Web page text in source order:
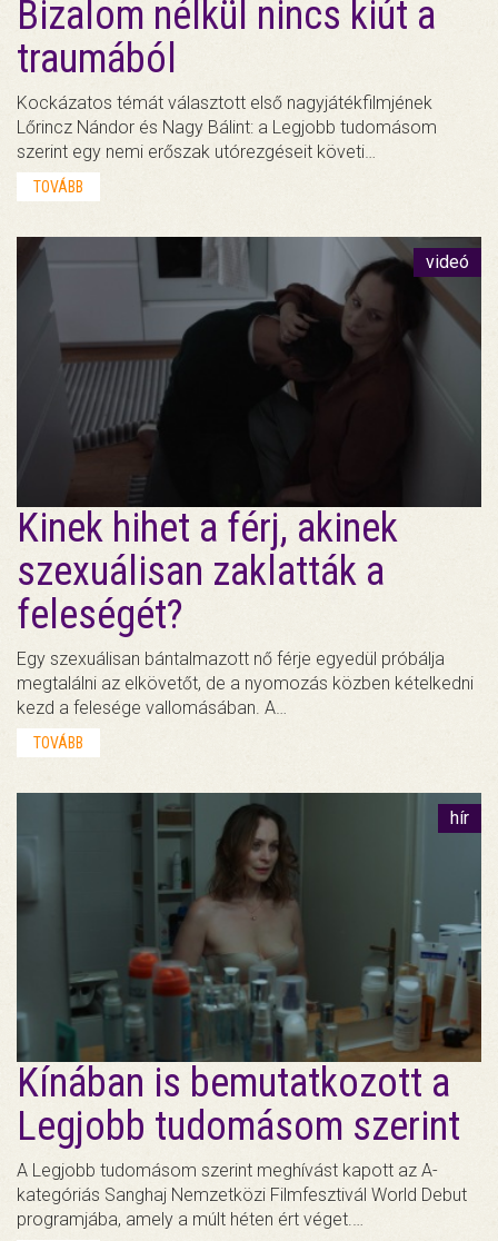
Bizalom nélkül nincs kiút a
traumából
Kockázatos témát választott első nagyjátékfilmjének
Lőrincz Nándor és Nagy Bálint: a Legjobb tudomásom
szerint egy nemi erőszak utórezgéseit követi…
TOVÁBB
videó
Kinek hihet a férj, akinek
szexuálisan zaklatták a
feleségét?
Egy szexuálisan bántalmazott nő férje egyedül próbálja
megtalálni az elkövetőt, de a nyomozás közben kételkedni
kezd a felesége vallomásában. A…
TOVÁBB
hír
Kínában is bemutatkozott a
Legjobb tudomásom szerint
A Legjobb tudomásom szerint meghívást kapott az A-
kategóriás Sanghaj Nemzetközi Filmfesztivál World Debut
programjába, amely a múlt héten ért véget.…